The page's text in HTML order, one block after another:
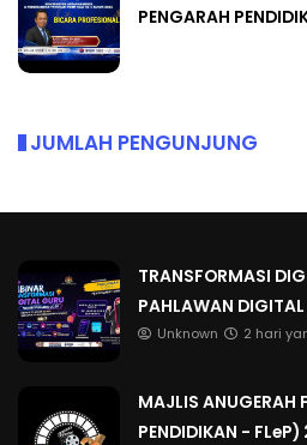
PENGARAH
JUMLAH PENGUNJUNG
TRANSFORMASI
PAHLAWAN
Unknown 2 hari
MAJLIS ANUGERAH
PENDIDIKAN -